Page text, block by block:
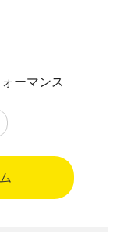
ーマンス